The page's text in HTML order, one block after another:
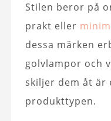
Stilen beror på
prakt eller
dessa märken
golvlampor och
skiljer dem åt är
produkttypen.